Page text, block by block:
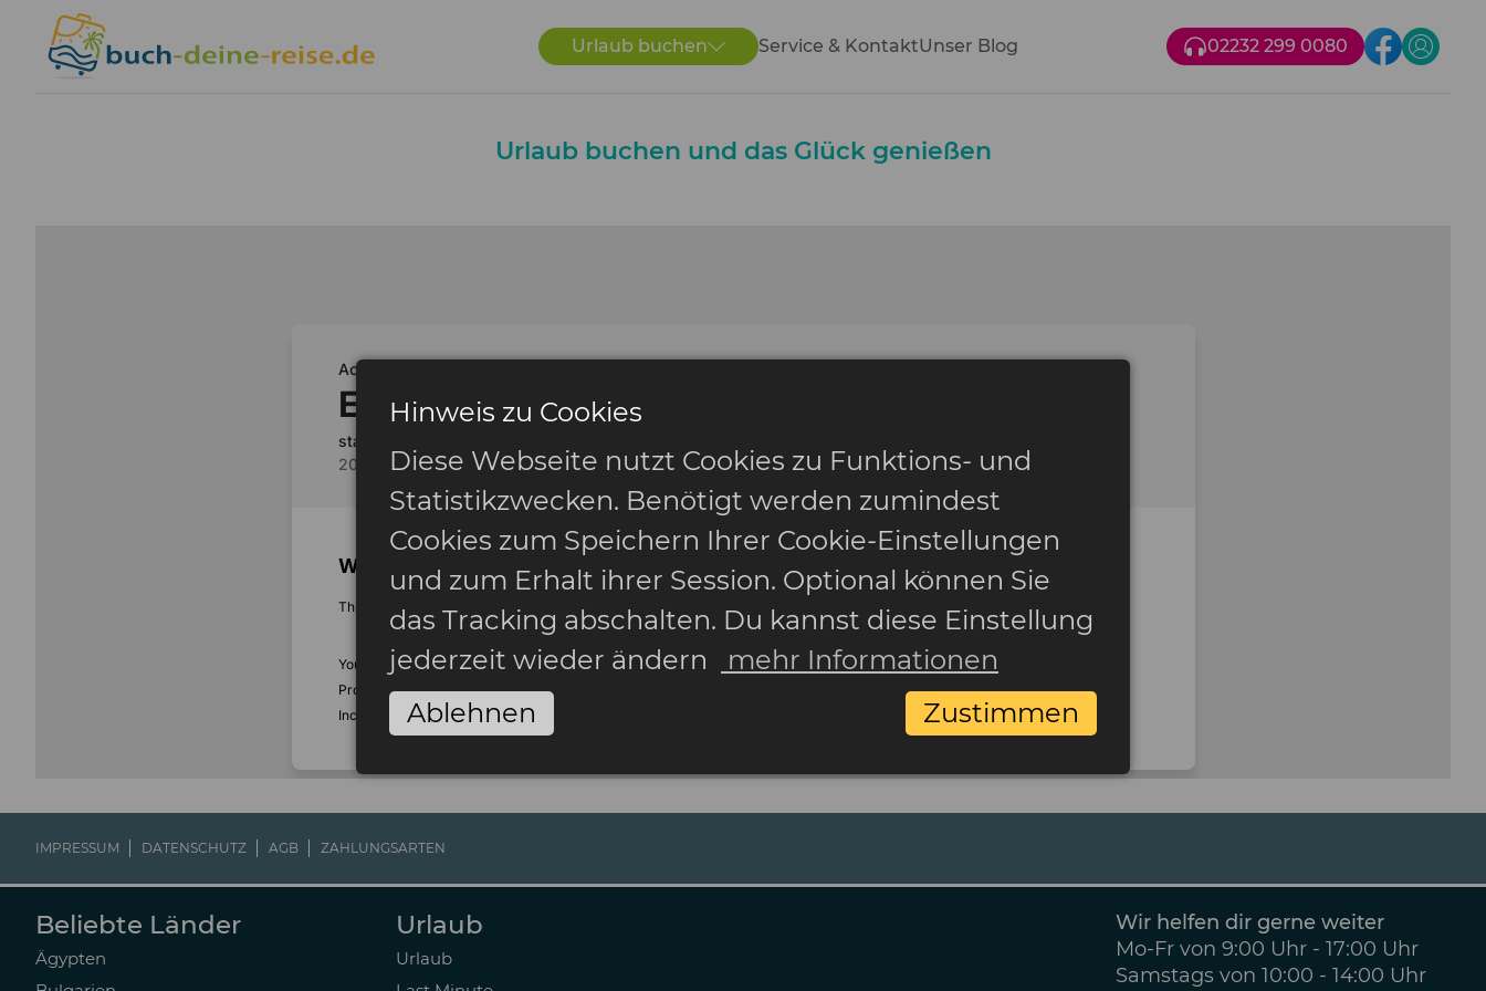
Urlaub buchen Service & KontaktUnser Blog 02232 299 0080
Urlaub buchen und das Glück genießen
IMPRESSUM DATENSCHUTZ AGB ZAHLUNGSARTEN
Beliebte Länder
Ägypten
Urlaub
Urlaub
Wir helfen dir gerne weiter
Mo-Fr von 9:00 Uhr - 17:00 Uhr
Samstags von 10:00 - 14:00 Uhr
Hinweis zu Cookies
Diese Webseite nutzt Cookies zu Funktions- und
Statistikzwecken. Benötigt werden zumindest
Cookies zum Speichern Ihrer Cookie-Einstellungen
und zum Erhalt ihrer Session. Optional können Sie
das Tracking abschalten. Du kannst diese Einstellung
jederzeit wieder ändern
mehr Informationen
Ablehnen
Zustimmen